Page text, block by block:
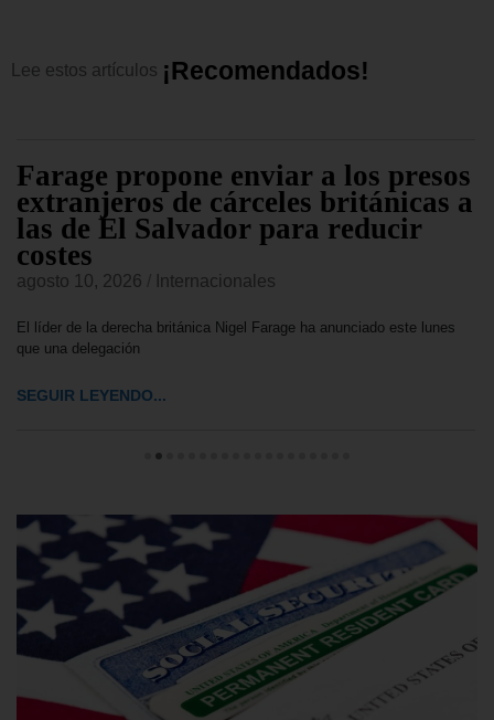
Lee estos artículos ¡Recomendados!
Farage propone enviar a los presos
extranjeros de cárceles británicas a
las de El Salvador para reducir
costes
agosto 10, 2026 Internacionales
El líder de la derecha británica Nigel Farage ha anunciado este lunes
que una delegación
SEGUIR LEYENDO...